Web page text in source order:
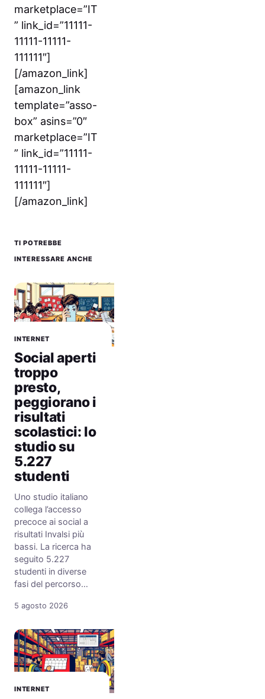
marketplace=”IT
” link_id=”11111-
11111-11111-
111111″]
[/amazon_link]
[amazon_link
template=”asso-
box” asins=”0″
marketplace=”IT
” link_id=”11111-
11111-11111-
111111″]
[/amazon_link]
TI POTREBBE
INTERESSARE ANCHE
INTERNET
Social aperti
troppo
presto,
peggiorano i
risultati
scolastici: lo
studio su
5.227
studenti
Uno studio italiano
collega l’accesso
precoce ai social a
risultati Invalsi più
bassi. La ricerca ha
seguito 5.227
studenti in diverse
fasi del percorso…
5 agosto 2026
INTERNET